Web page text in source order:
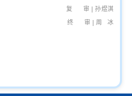
复 审 |孙煜淇
终 审 | 周 冰